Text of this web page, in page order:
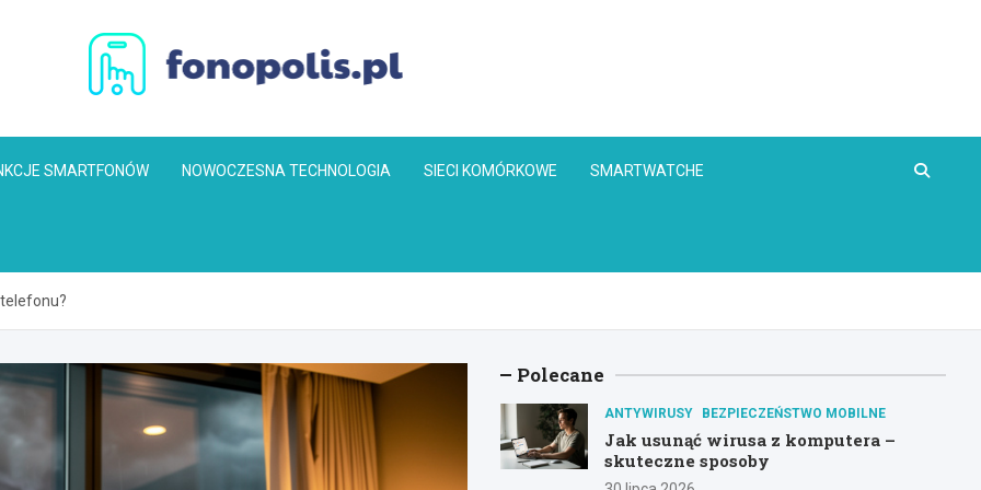
Fonopolis.pl
SMARTFONÓW NOWOCZESNA TECHNOLOGIA SIECI KOMÓRKOWE SMARTWATCHE
Polecane
ANTYWIRUSY BEZPIECZEŃSTWO MOBILNE
Jak usunąć wirusa z komputera –
skuteczne sposoby